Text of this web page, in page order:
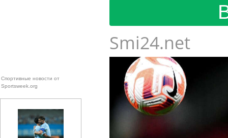
Smi24.net
Спортивные новости от
Sportsweek.org